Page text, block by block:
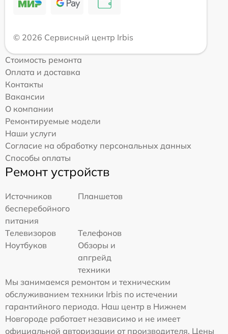
© 2026 Сервисный центр Irbis
Стоимость ремонта
Оплата и доставка
Контакты
Вакансии
О компании
Ремонтируемые модели
Наши услуги
Согласие на обработку персональных данных
Способы оплаты
Ремонт устройств
Источников
бесперебойного
питания
Планшетов
Телевизоров
Телефонов
Ноутбуков
Обзоры и
апгрейд
техники
Мы занимаемся ремонтом и техническим
обслуживанием техники Irbis по истечении
гарантийного периода. Наш центр в Нижнем
Новгороде работает независимо и не имеет
официальной авторизации от производителя. Цены